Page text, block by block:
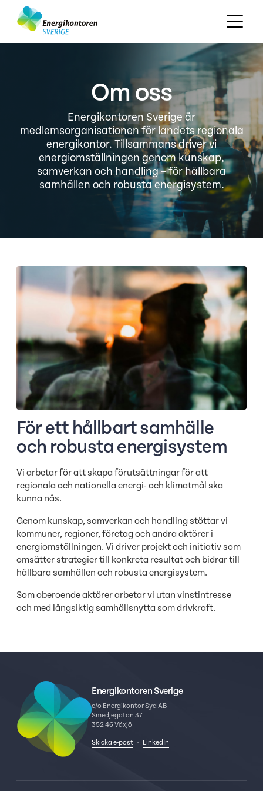
Om oss
Energikontoren Sverige är
medlemsorganisationen för landets regionala
energikontor. Tillsammans driver vi
energiomställningen genom kunskap,
samverkan och handling – för hållbara
samhällen och robusta energisystem.
För ett hållbart samhälle
och robusta energisystem
Vi arbetar för att skapa förutsättningar för att
regionala och nationella energi- och klimatmål ska
kunna nås.
Genom kunskap, samverkan och handling stöttar vi
kommuner, regioner, företag och andra aktörer i
energiomställningen. Vi driver projekt och initiativ som
omsätter strategier till konkreta resultat och bidrar till
hållbara samhällen och robusta energisystem.
Som oberoende aktörer arbetar vi utan vinstintresse
och med långsiktig samhällsnytta som drivkraft.
Energikontoren Sverige
c/o Energikontor Syd AB
Smedjegatan 37
352 46 Växjö
Skicka e-post · LinkedIn